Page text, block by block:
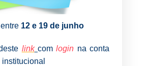
12 e 19 de junho
link comlogin na conta